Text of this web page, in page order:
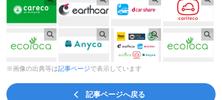
※画像の出典等は記事ページで表示しています
記事ページへ戻る